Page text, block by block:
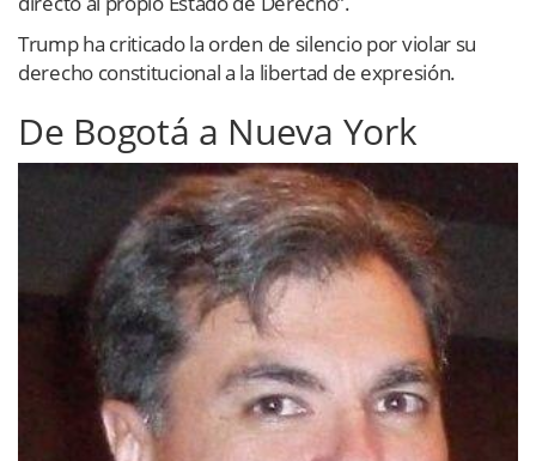
Trump ha criticado la orden de silencio por violar su
derecho constitucional a la libertad de expresión.
De Bogotá a Nueva York